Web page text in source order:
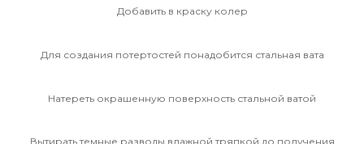
Добавить в краску колер
Для создания потертостей понадобится стальная вата
Натереть окрашенную поверхность стальной ватой
Вытирать темные разводы влажной тряпкой до получения